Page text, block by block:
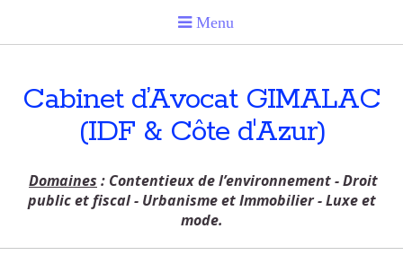
Cabinet d’Avocat GIMALAC
(IDF & Côte d'Azur)
Domaines : Contentieux de l’environnement - Droit
public et fiscal - Urbanisme et Immobilier - Luxe et
mode.